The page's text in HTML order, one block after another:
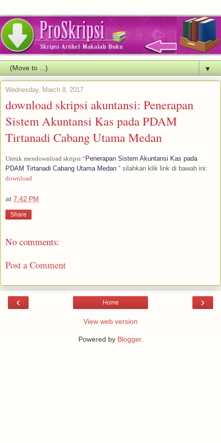
▼
Wednesday, March 8, 2017
download skripsi akuntansi: Penerapan
Sistem Akuntansi Kas pada PDAM
Tirtanadi Cabang Utama Medan
Untuk mendownload skripsi “Penerapan Sistem Akuntansi Kas pada
PDAM Tirtanadi Cabang Utama Medan “ silahkan klik link di bawah ini:
download
at 7:42 PM
Share
No comments:
Post a Comment
‹ ›
Home
View web version
Powered by Blogger.